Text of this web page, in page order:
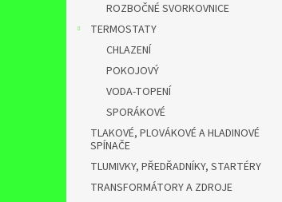
ROZBOČNÉ SVORKOVNICE
TERMOSTATY
CHLAZENÍ
POKOJOVÝ
VODA-TOPENÍ
SPORÁKOVÉ
TLAKOVÉ, PLOVÁKOVÉ A HLADINOVÉ
SPÍNAČE
TLUMIVKY, PŘEDŘADNÍKY, STARTÉRY
TRANSFORMÁTORY A ZDROJE